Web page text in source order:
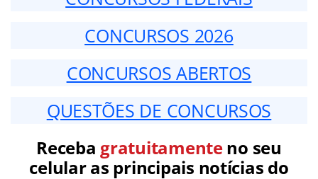
CONCURSOS 2026
CONCURSOS ABERTOS
QUESTÕES DE CONCURSOS
Receba gratuitamenteno seu
celular as principais notícias do